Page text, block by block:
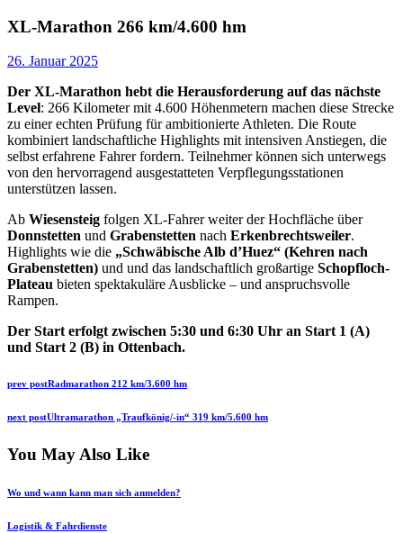
XL-Marathon 266 km/4.600 hm
26. Januar 2025
Der XL-Marathon hebt die Herausforderung auf das nächste
Level: 266 Kilometer mit 4.600 Höhenmetern machen diese Strecke
zu einer echten Prüfung für ambitionierte Athleten. Die Route
kombiniert landschaftliche Highlights mit intensiven Anstiegen, die
selbst erfahrene Fahrer fordern. Teilnehmer können sich unterwegs
von den hervorragend ausgestatteten Verpflegungsstationen
unterstützen lassen.
Ab Wiesensteig folgen XL-Fahrer weiter der Hochfläche über
Donnstetten und Grabenstetten nach Erkenbrechtsweiler.
Highlights wie die „Schwäbische Alb d’Huez“ (Kehren nach
Grabenstetten) und und das landschaftlich großartige Schopfloch-
Plateau bieten spektakuläre Ausblicke – und anspruchsvolle
Rampen.
Der Start erfolgt zwischen 5:30 und 6:30 Uhr an Start 1 (A)
und Start 2 (B) in Ottenbach.
Beitragsnavigation
Previous
prev postRadmarathon 212 km/3.600 hm
Next
next postUltramarathon „Traufkönig/-in“ 319 km/5.600 hm
You May Also Like
Wo und wann kann man sich anmelden?
Logistik & Fahrdienste